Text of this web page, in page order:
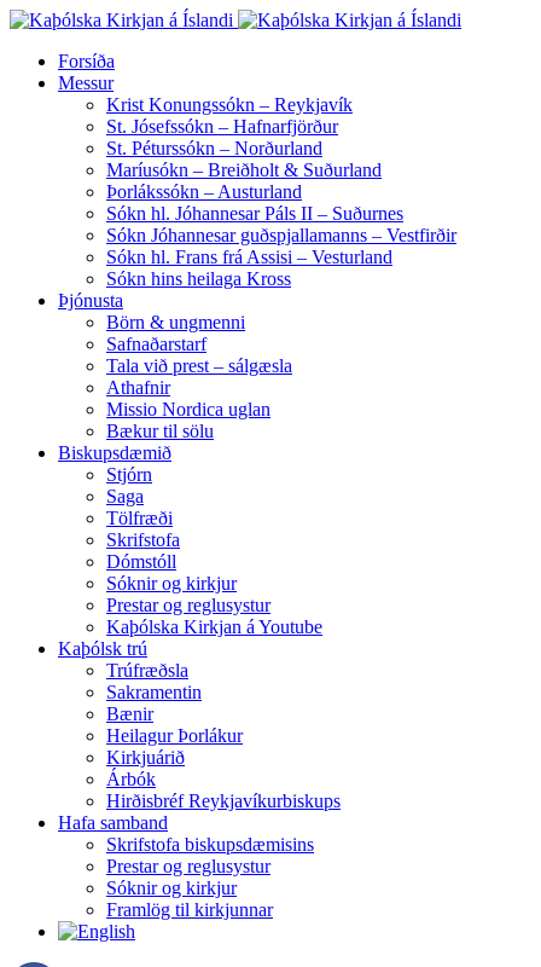
Forsíða
Messur
Krist Konungssókn – Reykjavík
St. Jósefssókn – Hafnarfjörður
St. Péturssókn – Norðurland
Maríusókn – Breiðholt & Suðurland
Þorlákssókn – Austurland
Sókn hl. Jóhannesar Páls II – Suðurnes
Sókn Jóhannesar guðspjallamanns – Vestfirðir
Sókn hl. Frans frá Assisi – Vesturland
Sókn hins heilaga Kross
Þjónusta
Börn & ungmenni
Safnaðarstarf
Tala við prest – sálgæsla
Athafnir
Missio Nordica uglan
Bækur til sölu
Biskupsdæmið
Stjórn
Saga
Tölfræði
Skrifstofa
Dómstóll
Sóknir og kirkjur
Prestar og reglusystur
Kaþólska Kirkjan á Youtube
Kaþólsk trú
Trúfræðsla
Sakramentin
Bænir
Heilagur Þorlákur
Kirkjuárið
Árbók
Hirðisbréf Reykjavíkurbiskups
Hafa samband
Skrifstofa biskupsdæmisins
Prestar og reglusystur
Sóknir og kirkjur
Framlög til kirkjunnar